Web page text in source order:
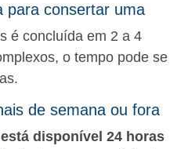
para consertar uma
é concluída em 2 a 4
o tempo pode se
de semana ou fora
disponível 24 horas